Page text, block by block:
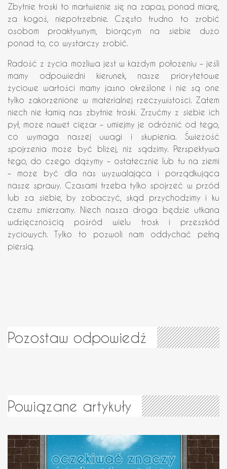
Zbytnie troski to martwienie się na zapas, ponad miarę,
za kogoś, niepotrzebnie. Często trudno to zrobić
osobom proaktywnym, biorącym na siebie dużo
ponad to, co wystarczy zrobić.
Radość z życia możliwa jest w każdym położeniu – jeśli
mamy odpowiedni kierunek, nasze priorytetowe
życiowe wartości mamy jasno określone i nie są one
tylko zakorzenione w materialnej rzeczywistości. Zatem
niech nie łamią nas zbytnie troski. Zrzućmy z siebie ich
pył, może nawet ciężar – umiejmy je odróżnić od tego,
co wymaga naszej uwagi i skupienia. Świeżość
spojrzenia może być bliżej, niż sądzimy. Perspektywa
tego, do czego dążymy – ostatecznie lub tu na ziemi
– może być dla nas wyzwalająca i porządkująca
nasze sprawy. Czasami trzeba tylko spojrzeć w przód
lub za siebie, by zobaczyć, skąd przychodzimy i ku
czemu zmierzamy. Niech nasza droga będzie utkana
wdzięcznością pośród wielu trosk i przeszkód
życiowych. Tylko to pozwoli nam oddychać pełną
piersią.
Pozostaw odpowiedź
Powiązane artykuły